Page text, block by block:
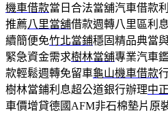
機車借款當日合法當舖汽車借款
推薦八里當舖借款週轉八里區利
續簡便免竹北當鋪穩固精品典當
緊急資金需求樹林當舖專業汽車
款輕鬆週轉免留車龜山機車借款
樹林當鋪利息超公道銀行辦理中
車價增貸德國AFM非石棉墊片原